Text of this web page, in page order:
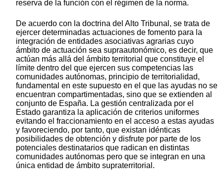
reserva de la función con el régimen de la norma.
De acuerdo con la doctrina del Alto Tribunal, se trata de
ejercer determinadas actuaciones de fomento para la
integración de entidades asociativas agrarias cuyo
ámbito de actuación sea supraautonómico, es decir, que
actúan más allá del ámbito territorial que constituye el
límite dentro del que ejercen sus competencias las
comunidades autónomas, principio de territorialidad,
fundamental en este supuesto en el que las ayudas no se
encuentran compartimentadas, sino que se extienden al
conjunto de España. La gestión centralizada por el
Estado garantiza la aplicación de criterios uniformes
evitando el fraccionamiento en el acceso a estas ayudas
y favoreciendo, por tanto, que existan idénticas
posibilidades de obtención y disfrute por parte de los
potenciales destinatarios que radican en distintas
comunidades autónomas pero que se integran en una
única entidad de ámbito supraterritorial.